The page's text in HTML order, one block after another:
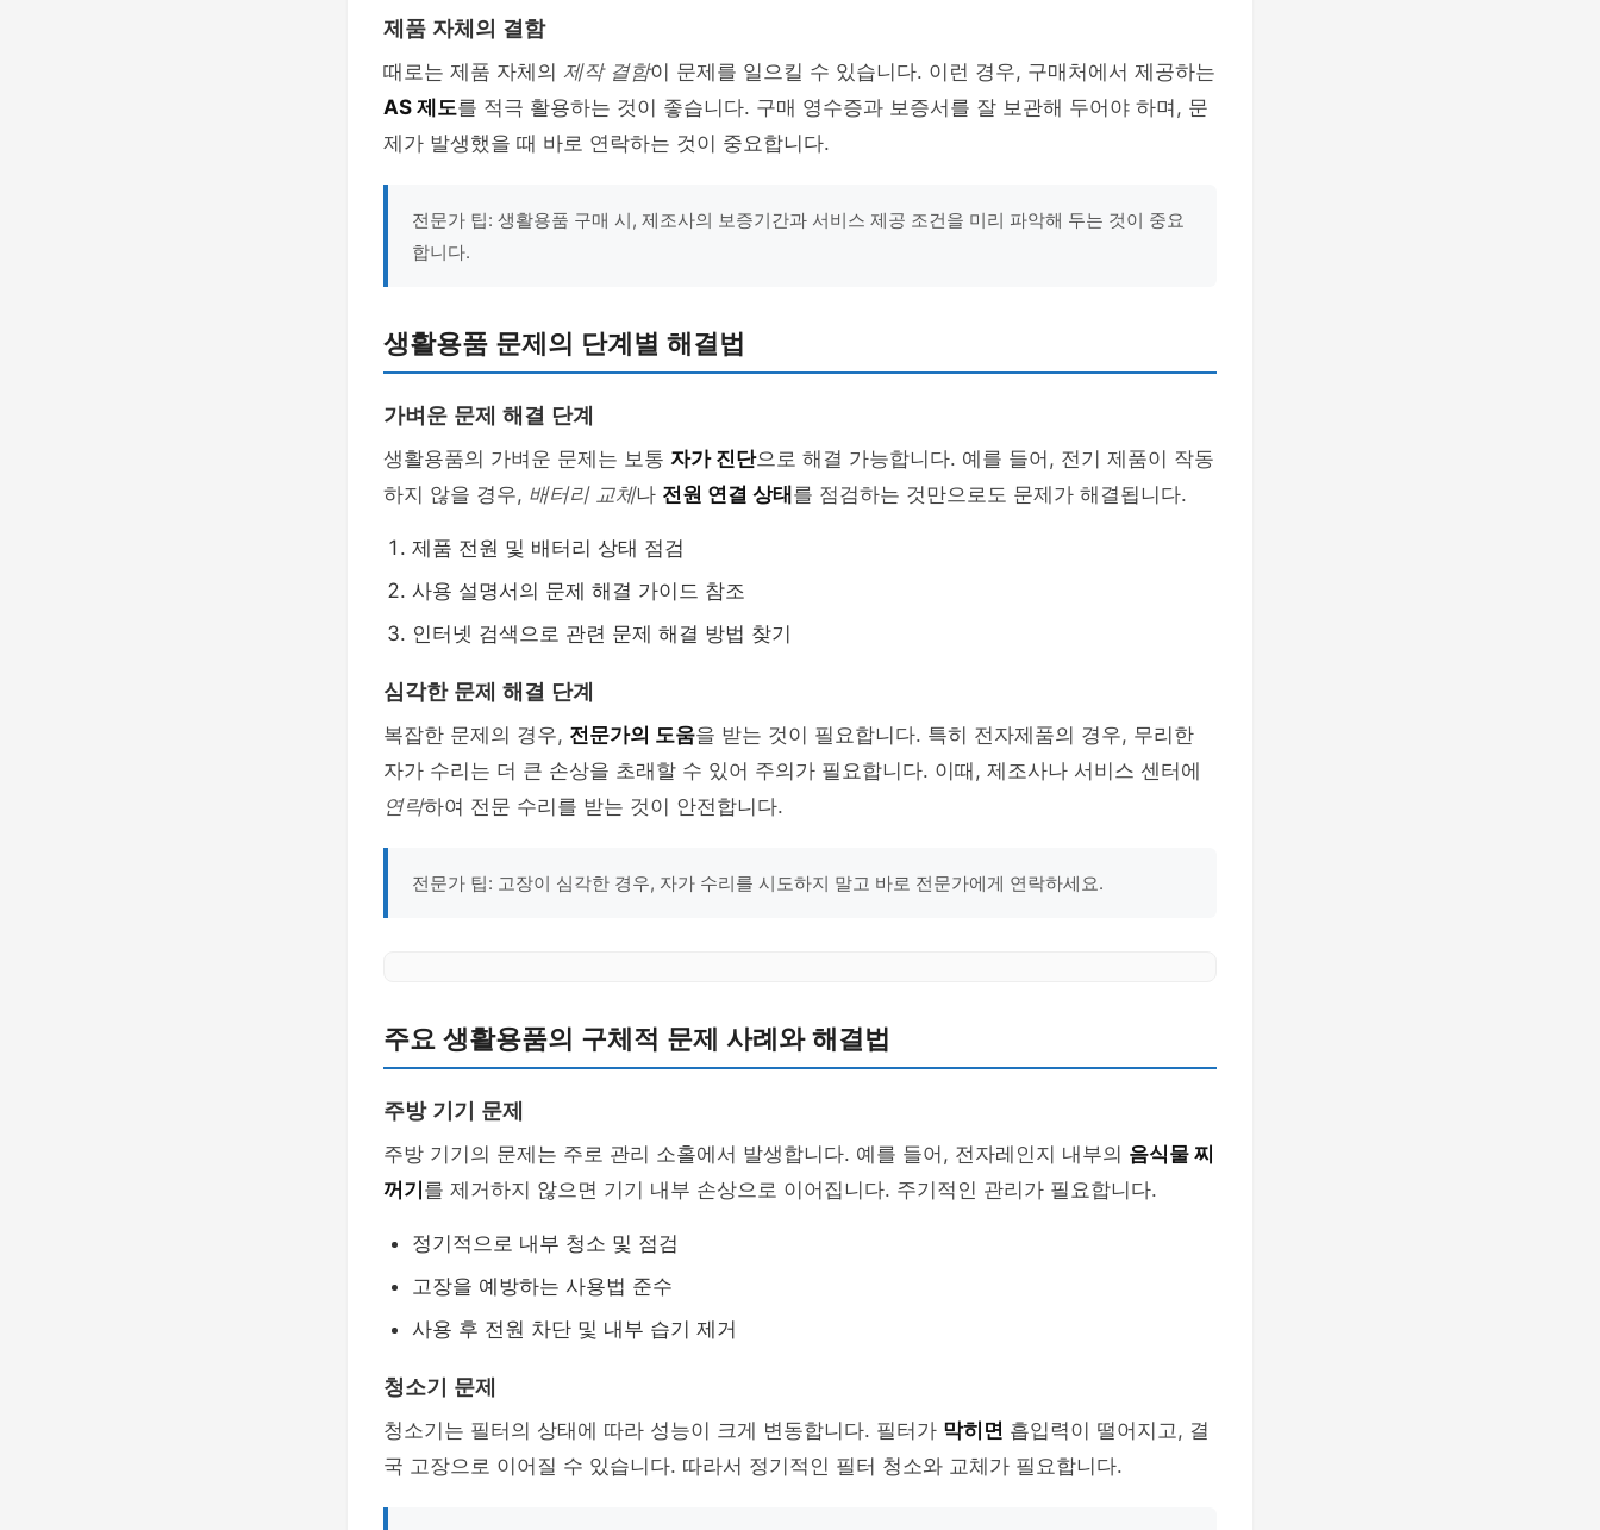
제품 자체의 결함
때로는 제품 자체의 제작 결함이 문제를 일으킬 수 있습니다. 이런 경우, 구매처에서 제공하는
AS 제도를 적극 활용하는 것이 좋습니다. 구매 영수증과 보증서를 잘 보관해 두어야 하며, 문
제가 발생했을 때 바로 연락하는 것이 중요합니다.
전문가 팁: 생활용품 구매 시, 제조사의 보증기간과 서비스 제공 조건을 미리 파악해 두는 것이 중요
합니다.
생활용품 문제의 단계별 해결법
가벼운 문제 해결 단계
생활용품의 가벼운 문제는 보통 자가 진단으로 해결 가능합니다. 예를 들어, 전기 제품이 작동
하지 않을 경우, 배터리 교체나 전원 연결 상태 를 점검하는 것만으로도 문제가 해결됩니다.
제품 전원 및 배터리 상태 점검
사용 설명서의 문제 해결 가이드 참조
인터넷 검색으로 관련 문제 해결 방법 찾기
심각한 문제 해결 단계
복잡한 문제의 경우, 전문가의 도움을 받는 것이 필요합니다. 특히 전자제품의 경우, 무리한
자가 수리는 더 큰 손상을 초래할 수 있어 주의가 필요합니다. 이때, 제조사나 서비스 센터에
연락하여 전문 수리를 받는 것이 안전합니다.
전문가 팁: 고장이 심각한 경우, 자가 수리를 시도하지 말고 바로 전문가에게 연락하세요.
주요 생활용품의 구체적 문제 사례와 해결법
주방 기기 문제
주방 기기의 문제는 주로 관리 소홀에서 발생합니다. 예를 들어, 전자레인지 내부의 음식물 찌
꺼기 를 제거하지 않으면 기기 내부 손상으로 이어집니다. 주기적인 관리가 필요합니다.
정기적으로 내부 청소 및 점검
고장을 예방하는 사용법 준수
사용 후 전원 차단 및 내부 습기 제거
청소기 문제
청소기는 필터의 상태에 따라 성능이 크게 변동합니다. 필터가 막히면 흡입력이 떨어지고, 결
국 고장으로 이어질 수 있습니다. 따라서 정기적인 필터 청소와 교체가 필요합니다.